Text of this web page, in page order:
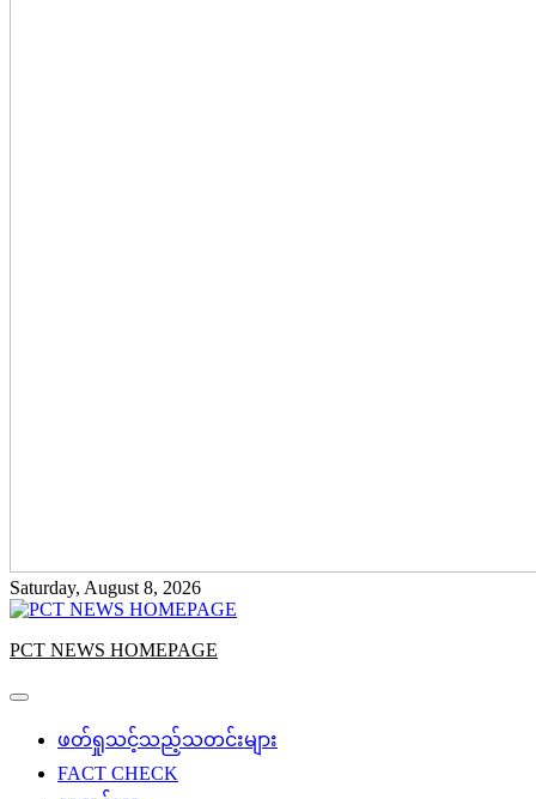
Saturday, August 8, 2026
PCT NEWS HOMEPAGE
ဖတ်ရှုသင့်သည့်သတင်းများ
FACT CHECK